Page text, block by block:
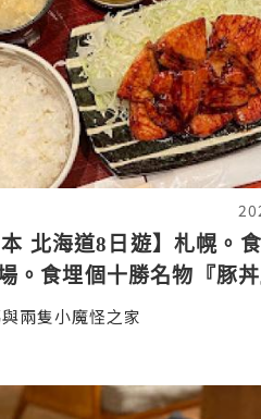
本 北海道8日遊】札幌。
。食埋個十勝名物『豚
名人 豚丼專門店
兩隻小魔怪之家